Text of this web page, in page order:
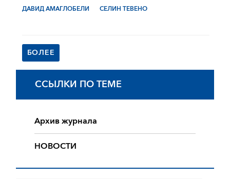
ДАВИД АМАГЛОБЕЛИ СЕЛИН ТЕВЕНО
БОЛЕЕ
ССЫЛКИ ПО ТЕМЕ
Архив журнала
НОВОСТИ